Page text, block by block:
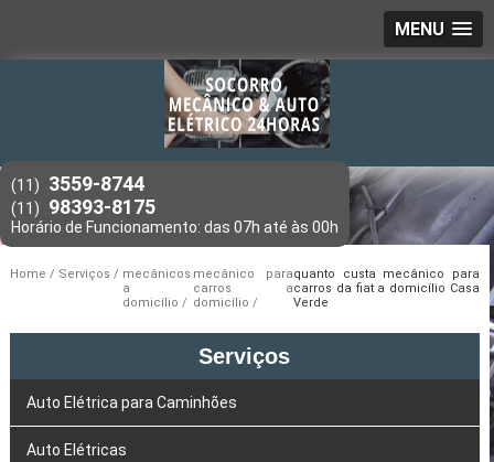
MENU
(11) 3559-8744
(11) 98393-8175
Home Serviços
mecânicos
a
domicílio
mecânico para
carros a
domicílio
quanto custa mecânico para
carros da fiat a domicílio Casa
Verde
Serviços
Auto Elétrica para Caminhões
Auto Elétricas